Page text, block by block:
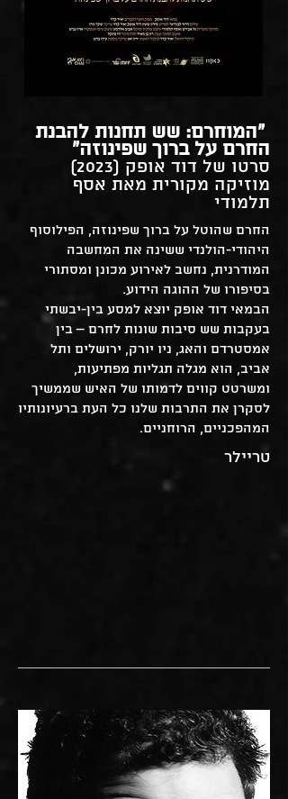
"המוחרם: שש תחנות להבנת
החרם על ברוך שפינוזה"
סרטו של דוד אופק (2023)
מוזיקה מקורית מאת אסף
תלמודי
החרם שהוטל על ברוך שפינוזה, הפילוסוף
היהודי-הולנדי ששינה את המחשבה
המודרנית, נחשב לאירוע מכונן ומסתורי
בסיפורו של ההוגה הידוע.
הבמאי דוד אופק יוצא למסע בין-יבשתי
בעקבות שש סיבות שונות לחרם – בין
אמסטרדם והאג, ניו יורק, ירושלים ותל
אביב, הוא מגלה תגליות מפתיעות,
ומשרטט קווים לדמותו של האיש שממשיך
לסקרן את התרבות שלנו כל העת ברעיונותיו
המהפכניים, הרוחניים.
טריילר